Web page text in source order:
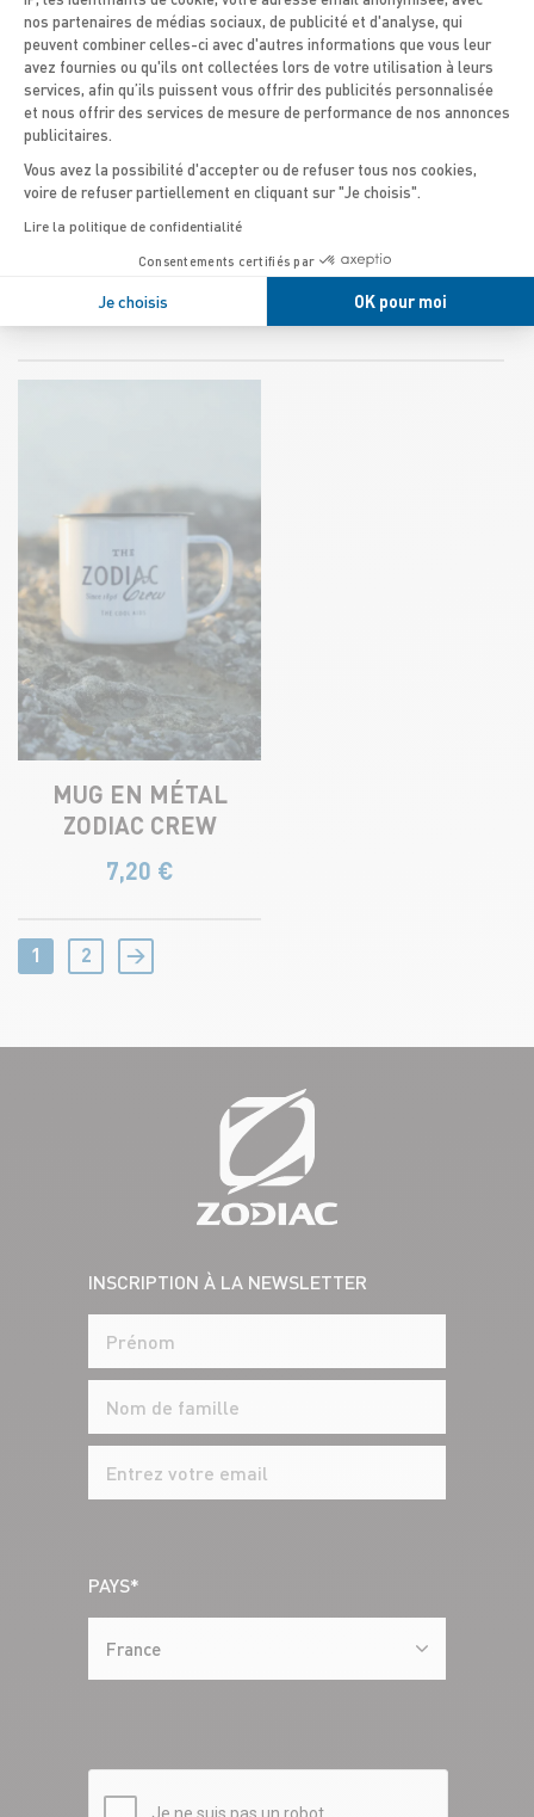
GOURDE ZODIAC​
130 ANS
155,00 €
MUG EN MÉTAL
ZODIAC CREW
7,20 €
1 2 →
INSCRIPTION À LA NEWSLETTER
PAYS*
France
nos partenaires de médias sociaux, de publicité et d'analyse, qui
peuvent combiner celles-ci avec d'autres informations que vous leur
avez fournies ou qu'ils ont collectées lors de votre utilisation à leurs
services, afin qu’ils puissent vous offrir des publicités personnalisée
et nous offrir des services de mesure de performance de nos annonces
publicitaires.
Vous avez la possibilité d'accepter ou de refuser tous nos cookies,
voire de refuser partiellement en cliquant sur "Je choisis".
Lire la politique de confidentialité
Consentements certifiés par
Je choisis OK pour moi